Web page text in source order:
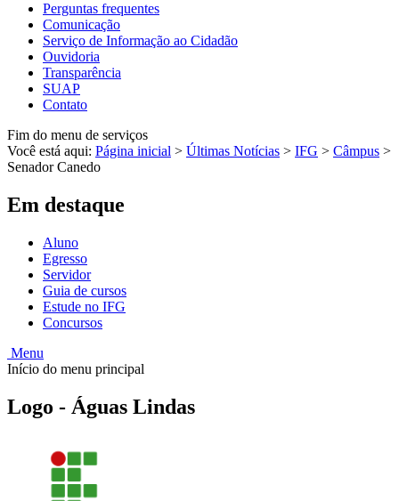
Perguntas frequentes
Comunicação
Serviço de Informação ao Cidadão
Ouvidoria
Transparência
SUAP
Contato
Fim do menu de serviços
Você está aqui: Página inicial > Últimas Notícias > IFG > Câmpus >
Senador Canedo
Em destaque
Aluno
Egresso
Servidor
Guia de cursos
Estude no IFG
Concursos
Menu
Início do menu principal
Logo - Águas Lindas